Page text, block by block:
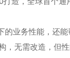
业务性能，还
无需改造，但